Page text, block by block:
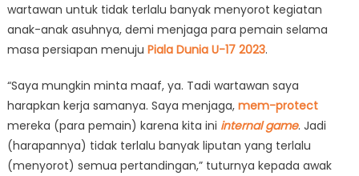
wartawan untuk tidak terlalu banyak menyorot kegiatan
anak-anak asuhnya, demi menjaga para pemain selama
masa persiapan menuju Piala Dunia U-17 2023.
“Saya mungkin minta maaf, ya. Tadi wartawan saya
harapkan kerja samanya. Saya menjaga, mem-protect
mereka (para pemain) karena kita ini internal game. Jadi
(harapannya) tidak terlalu banyak liputan yang terlalu
(menyorot) semua pertandingan,” tuturnya kepada awak